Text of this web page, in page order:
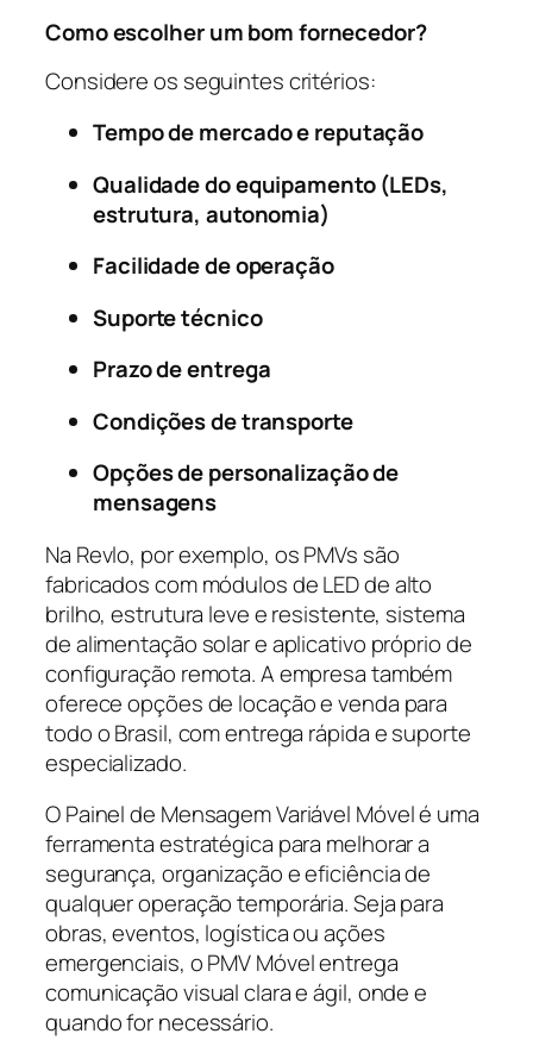
Como escolher um bom fornecedor?
Considere os seguintes critérios:
Tempo de mercado e reputação
Qualidade do equipamento (LEDs,
estrutura, autonomia)
Facilidade de operação
Suporte técnico
Prazo de entrega
Condições de transporte
Opções de personalização de
mensagens
Na Revlo, por exemplo, os PMVs são
fabricados com módulos de LED de alto
brilho, estrutura leve e resistente, sistema
de alimentação solar e aplicativo próprio de
configuração remota. A empresa também
oferece opções de locação e venda para
todo o Brasil, com entrega rápida e suporte
especializado.
O Painel de Mensagem Variável Móvel é uma
ferramenta estratégica para melhorar a
segurança, organização e eficiência de
qualquer operação temporária. Seja para
obras, eventos, logística ou ações
emergenciais, o PMV Móvel entrega
comunicação visual clara e ágil, onde e
quando for necessário.